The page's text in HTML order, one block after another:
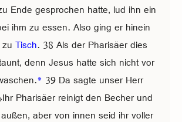
Ende gesprochen hatte, lud ihn ein
ihm zu essen. Also ging er hinein
Tisch. 38 Als der Pharisäer dies
denn Jesus hatte sich nicht vor
* 39 Da sagte unser Herr
Pharisäer reinigt den Becher und
aber von innen seid ihr voller